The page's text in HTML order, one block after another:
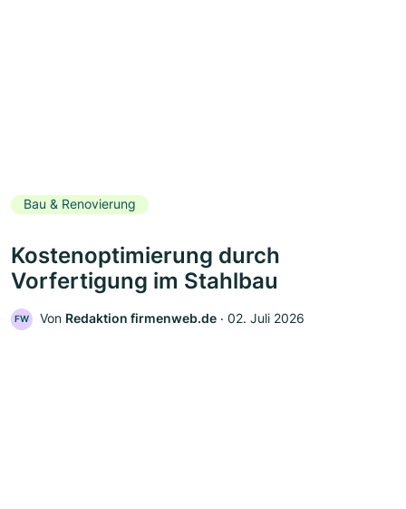
Bau & Renovierung
Kostenoptimierung durch
Vorfertigung im Stahlbau
FW Von Redaktion firmenweb.de ‧ 02. Juli 2026